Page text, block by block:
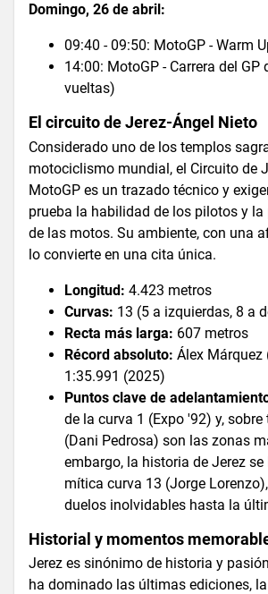
Domingo, 26 de abril:
09:40 - 09:50: MotoGP - Warm
14:00: MotoGP - Carrera del GP
vueltas)
El circuito de Jerez-Ángel Nieto
Considerado uno de los templos
motociclismo mundial, el Circuito de
MotoGP es un trazado técnico y
prueba la habilidad de los pilotos y
de las motos. Su ambiente, con una
lo convierte en una cita única.
Longitud: 4.423 metros
Curvas: 13 (5 a izquierdas, 8 a
Recta más larga: 607 metros
Récord absoluto: Álex Márquez
1:35.991 (2025)
Puntos clave de
de la curva 1 (Expo '92) y,
(Dani Pedrosa) son las zonas
embargo, la historia de Jerez
mítica curva 13 (Jorge
duelos inolvidables hasta la
Historial y momentos
Jerez es sinónimo de historia y
ha dominado las últimas ediciones,